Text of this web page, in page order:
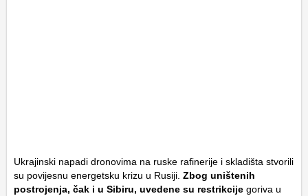
Ukrajinski napadi dronovima na ruske rafinerije i skladišta stvorili
su povijesnu energetsku krizu u Rusiji. Zbog uništenih
postrojenja, čak i u Sibiru, uvedene su restrikcije goriva u